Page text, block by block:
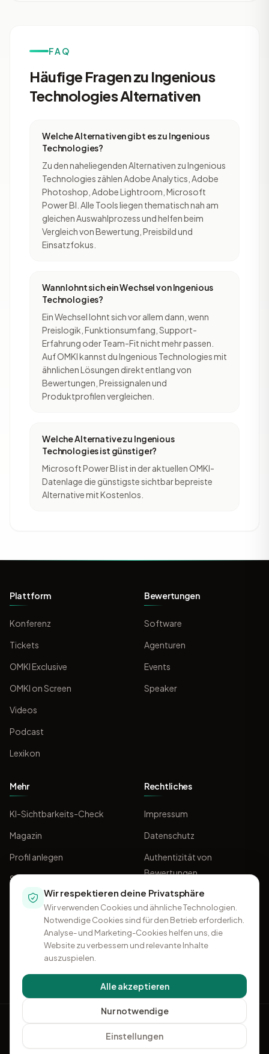
FAQ
Häufige Fragen zu Ingenious
Technologies Alternativen
Welche Alternativen gibt es zu Ingenious
Technologies?
Zu den naheliegenden Alternativen zu Ingenious
Technologies zählen Adobe Analytics, Adobe
Photoshop, Adobe Lightroom, Microsoft
Power BI. Alle Tools liegen thematisch nah am
gleichen Auswahlprozess und helfen beim
Vergleich von Bewertung, Preisbild und
Einsatzfokus.
Wann lohnt sich ein Wechsel von Ingenious
Technologies?
Ein Wechsel lohnt sich vor allem dann, wenn
Preislogik, Funktionsumfang, Support-
Erfahrung oder Team-Fit nicht mehr passen.
Auf OMKI kannst du Ingenious Technologies mit
ähnlichen Lösungen direkt entlang von
Bewertungen, Preissignalen und
Produktprofilen vergleichen.
Welche Alternative zu Ingenious
Technologies ist günstiger?
Microsoft Power BI ist in der aktuellen OMKI-
Datenlage die günstigste sichtbar bepreiste
Alternative mit Kostenlos.
Plattform
Konferenz
Tickets
OMKI Exclusive
OMKI on Screen
Videos
Podcast
Lexikon
Bewertungen
Software
Agenturen
Events
Speaker
Mehr
KI-Sichtbarkeits-Check
Magazin
Profil anlegen
Sponsoring
Rechtliches
Impressum
Datenschutz
Authentizität von
Bewertungen
AGB
OMKI
+49 541 96 32 50 96 ·
Kontakt
Ein Projekt vonThink11
Wir respektieren deine Privatsphäre
Wir verwenden Cookies und ähnliche Technologien.
Notwendige Cookies sind für den Betrieb erforderlich.
Analyse- und Marketing-Cookies helfen uns, die
Website zu verbessern und relevante Inhalte
auszuspielen.
Alle akzeptieren
Nur notwendige
Einstellungen